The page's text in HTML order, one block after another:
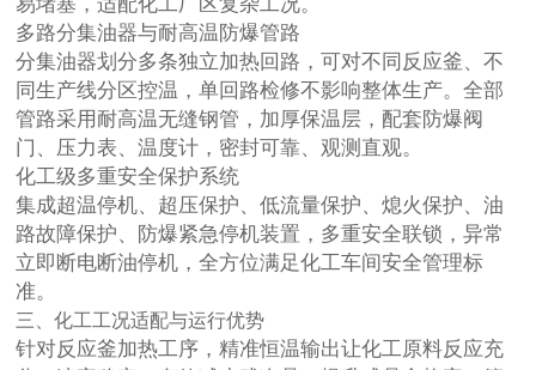
多路分集油器与耐高温防爆管路
分集油器划分多条独立加热回路，可对不同反应釜、不
同生产线分区控温，单回路检修不影响整体生产。全部
管路采用耐高温无缝钢管，加厚保温层，配套防爆阀
门、压力表、温度计，密封可靠、观测直观。
化工级多重安全保护系统
集成超温停机、超压保护、低流量保护、熄火保护、油
路故障保护、防爆紧急停机装置，多重安全联锁，异常
立即断电断油停机，全方位满足化工车间安全管理标
准。
三、化工工况适配与运行优势
针对反应釜加热工序，精准恒温输出让化工原料反应充